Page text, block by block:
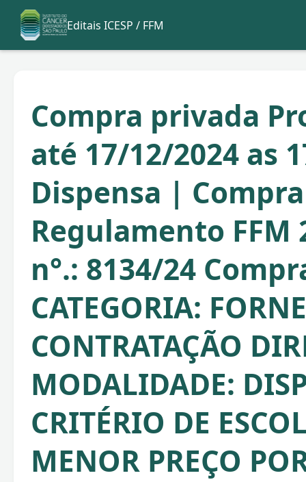
Editais ICESP / FFM
Compra privada
até 17/12/2024 as
Dispensa | Compra
Regulamento FFM
n°.: 8134/24
CATEGORIA:
CONTRATAÇÃO
MODALIDADE:
CRITÉRIO DE
MENOR PREÇO